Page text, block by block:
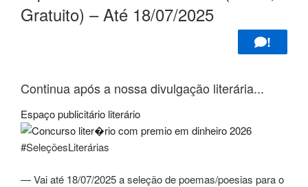
Gratuito) – Até 18/07/2025
!
Continua após a nossa divulgação literária...
Espaço publicitário literário
#SeleçõesLiterárias
— Vai até 18/07/2025 a seleção de poemas/poesias para o